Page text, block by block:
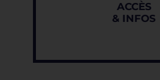
ACCÈS
& INFOS